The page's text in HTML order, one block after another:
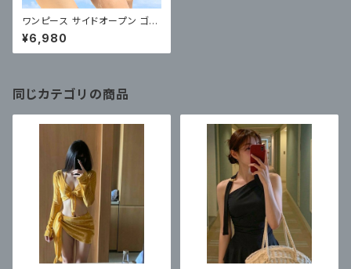
ワンピース サイドオープン ゴー
ルドボタン カット
¥6,980
同じカテゴリの商品